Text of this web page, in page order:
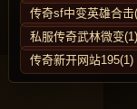
传奇sf中变英雄合击
私服传奇武林微变(1)
传奇新开网站195(1)